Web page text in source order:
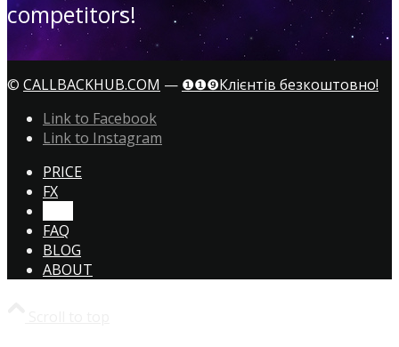
competitors!
© CALLBACKHUB.COM — ❶❶❾Клієнтів безкоштовно!
Link to Facebook
Link to Instagram
PRICE
FX
FAQ
BLOG
ABOUT